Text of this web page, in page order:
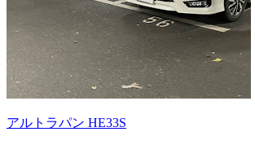
アルトラパン HE33S